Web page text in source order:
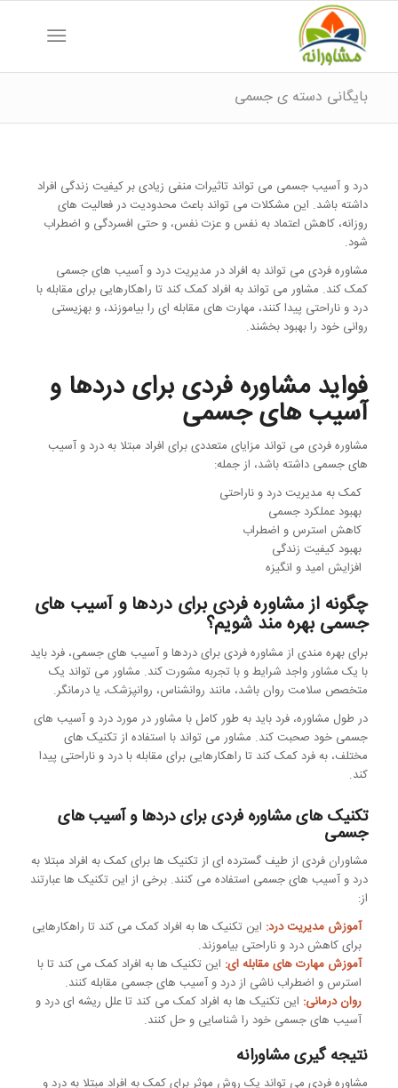
بایگانی دسته ی جسمی
درد و آسیب جسمی می تواند تاثیرات منفی زیادی بر کیفیت زندگی افراد
داشته باشد. این مشکلات می تواند باعث محدودیت در فعالیت های
روزانه، کاهش اعتماد به نفس و عزت نفس، و حتی افسردگی و اضطراب
شود.
مشاوره فردی می تواند به افراد در مدیریت درد و آسیب های جسمی
کمک کند. مشاور می تواند به افراد کمک کند تا راهکارهایی برای مقابله با
درد و ناراحتی پیدا کنند، مهارت های مقابله ای را بیاموزند، و بهزیستی
روانی خود را بهبود بخشند.
فواید مشاوره فردی برای دردها و
آسیب های جسمی
مشاوره فردی می تواند مزایای متعددی برای افراد مبتلا به درد و آسیب
های جسمی داشته باشد، از جمله:
کمک به مدیریت درد و ناراحتی
بهبود عملکرد جسمی
کاهش استرس و اضطراب
بهبود کیفیت زندگی
افزایش امید و انگیزه
چگونه از مشاوره فردی برای دردها و آسیب های
جسمی بهره مند شویم؟
برای بهره مندی از مشاوره فردی برای دردها و آسیب های جسمی، فرد باید
با یک مشاور واجد شرایط و با تجربه مشورت کند. مشاور می تواند یک
متخصص سلامت روان باشد، مانند روانشناس، روانپزشک، یا درمانگر.
در طول مشاوره، فرد باید به طور کامل با مشاور در مورد درد و آسیب های
جسمی خود صحبت کند. مشاور می تواند با استفاده از تکنیک های
مختلف، به فرد کمک کند تا راهکارهایی برای مقابله با درد و ناراحتی پیدا
کند.
تکنیک های مشاوره فردی برای دردها و آسیب های
جسمی
مشاوران فردی از طیف گسترده ای از تکنیک ها برای کمک به افراد مبتلا به
درد و آسیب های جسمی استفاده می کنند. برخی از این تکنیک ها عبارتند
از:
آموزش مدیریت درد: این تکنیک ها به افراد کمک می کند تا راهکارهایی
برای کاهش درد و ناراحتی بیاموزند.
آموزش مهارت های مقابله ای: این تکنیک ها به افراد کمک می کند تا با
استرس و اضطراب ناشی از درد و آسیب های جسمی مقابله کنند.
روان درمانی: این تکنیک ها به افراد کمک می کند تا علل ریشه ای درد و
آسیب های جسمی خود را شناسایی و حل کنند.
نتیجه گیری مشاورانه
مشاوره فردی می تواند یک روش موثر برای کمک به افراد مبتلا به درد و